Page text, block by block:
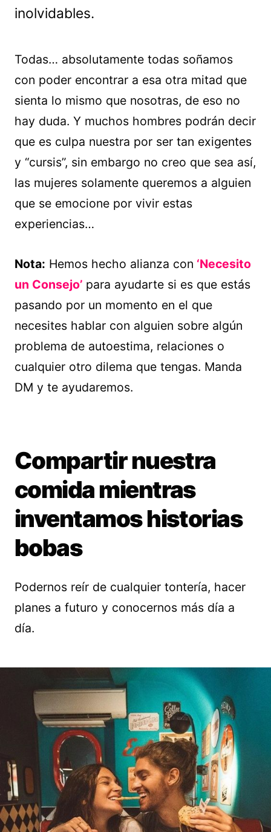
inolvidables.
Todas… absolutamente todas soñamos
con poder encontrar a esa otra mitad que
sienta lo mismo que nosotras, de eso no
hay duda. Y muchos hombres podrán decir
que es culpa nuestra por ser tan exigentes
y “cursis”, sin embargo no creo que sea así,
las mujeres solamente queremos a alguien
que se emocione por vivir estas
experiencias…
Nota: Hemos hecho alianza con ‘Necesito
un Consejo’ para ayudarte si es que estás
pasando por un momento en el que
necesites hablar con alguien sobre algún
problema de autoestima, relaciones o
cualquier otro dilema que tengas. Manda
DM y te ayudaremos.
Compartir nuestra
comida mientras
inventamos historias
bobas
Podernos reír de cualquier tontería, hacer
planes a futuro y conocernos más día a
día.